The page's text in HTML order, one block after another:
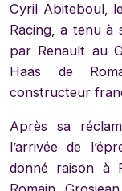
Cyril Abiteboul,
Racing, a tenu à
par Renault au
Haas de
constructeur
Après sa
l’arrivée de
donné raison à